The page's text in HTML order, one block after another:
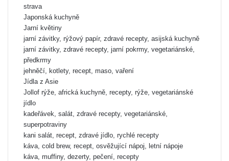
strava
Japonská kuchyně
Jarní květiny
jarní závitky, rýžový papír, zdravé recepty, asijská kuchyně
jarní závitky, zdravé recepty, jarní pokrmy, vegetariánské,
předkrmy
jehněčí, kotlety, recept, maso, vaření
Jídla z Asie
Jollof rýže, africká kuchyně, recepty, rýže, vegetariánské
jídlo
kadeřávek, salát, zdravé recepty, vegetariánské,
superpotraviny
kani salát, recept, zdravé jídlo, rychlé recepty
káva, cold brew, recept, osvěžující nápoj, letní nápoje
káva, muffiny, dezerty, pečení, recepty